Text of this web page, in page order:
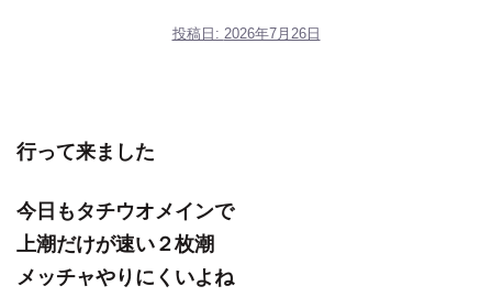
投稿日: 2026年7月26日
行って来ました
今日もタチウオメインで
上潮だけが速い２枚潮
メッチャやりにくいよね